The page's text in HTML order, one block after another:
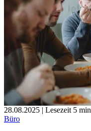
28.08.2025 | Lesezeit 5 min
Büro